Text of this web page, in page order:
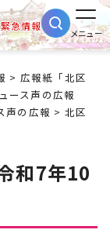
緊急情報
メニュー
> 広報紙「北区
ース声の広報
声の広報 > 北区
和7年10